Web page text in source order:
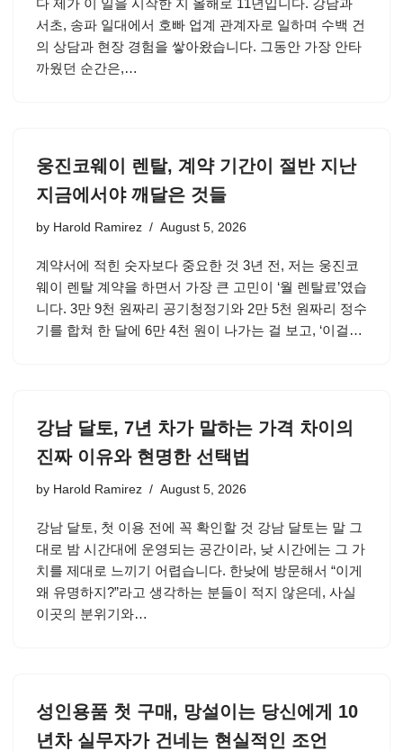
다 제가 이 일을 시작한 지 올해로 11년입니다. 강남과
서초, 송파 일대에서 호빠 업계 관계자로 일하며 수백 건
의 상담과 현장 경험을 쌓아왔습니다. 그동안 가장 안타
까웠던 순간은,…
웅진코웨이 렌탈, 계약 기간이 절반 지난
지금에서야 깨달은 것들
by Harold Ramirez August 5, 2026
계약서에 적힌 숫자보다 중요한 것 3년 전, 저는 웅진코
웨이 렌탈 계약을 하면서 가장 큰 고민이 ‘월 렌탈료’였습
니다. 3만 9천 원짜리 공기청정기와 2만 5천 원짜리 정수
기를 합쳐 한 달에 6만 4천 원이 나가는 걸 보고, ‘이걸…
강남 달토, 7년 차가 말하는 가격 차이의
진짜 이유와 현명한 선택법
by Harold Ramirez August 5, 2026
강남 달토, 첫 이용 전에 꼭 확인할 것 강남 달토는 말 그
대로 밤 시간대에 운영되는 공간이라, 낮 시간에는 그 가
치를 제대로 느끼기 어렵습니다. 한낮에 방문해서 “이게
왜 유명하지?”라고 생각하는 분들이 적지 않은데, 사실
이곳의 분위기와…
성인용품 첫 구매, 망설이는 당신에게 10
년차 실무자가 건네는 현실적인 조언